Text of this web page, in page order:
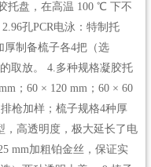
托盘，在高温 100 ℃ 下不
孔PCR电泳：特制托
厚制备梳子各4把（选
取放。 4.多种规格凝胶托
；60 × 120 mm；60 × 60
枪加样；梳子规格4种厚
，高透明度，极大延长了电
mm加粗铂金丝，保证实